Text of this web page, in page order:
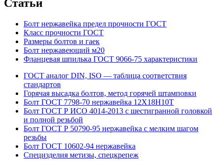
Статьи
Болт нержавейка предел прочности ГОСТ
Класс прочности ГОСТ
Размеры болтов и гаек
Болт нержавеющий м20
Фланцевая шпилька ГОСТ 9066-75 характеристики
ГОСТ аналог DIN, ISO — таблица соответствия
стандартов
Горячая высадка болтов, метод горячей штамповки
Болт ГОСТ 7798-70 нержавейка 12Х18Н10Т
Болт ГОСТ Р ИСО 4014-2013 с шестигранной головкой
и полной резьбой
Болт ГОСТ Р 50790-95 нержавейка с мелким шагом
резьбы
Болт ГОСТ 10602-94 нержавейка
Специзделия метизы, cпецкрепеж